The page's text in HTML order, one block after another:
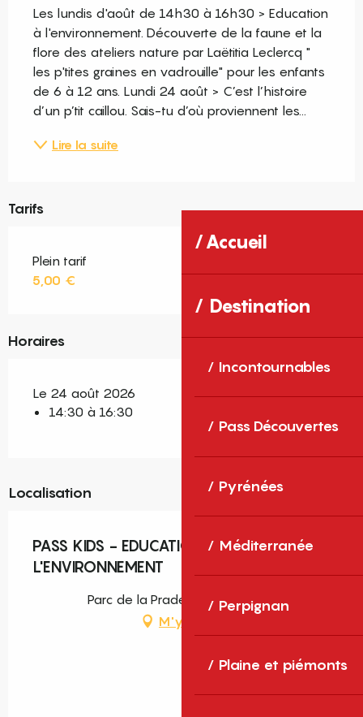
Accueil
Destination
Incontournables
Pass Découvertes
Pyrénées
Méditerranée
Perpignan
Plaine et piémonts
Les lundis d'août de 14h30 à 16h30 > Education
à l'environnement. Découverte de la faune et la
flore des ateliers nature par Laëtitia Leclercq "
les p'tites graines en vadrouille" pour les enfants
de 6 à 12 ans. Lundi 24 août > C’est l’histoire
d’un p’tit caillou. Sais-tu d’où proviennent les...
Lire la suite
Tarifs
Plein tarif
5,00 €
Horaires
Le 24 août 2026
14:30 à 16:30
Localisation
PASS KIDS - EDUCATION À
L'ENVIRONNEMENT
Parc de la Prade, Saint-Cyprien
M'y rendre